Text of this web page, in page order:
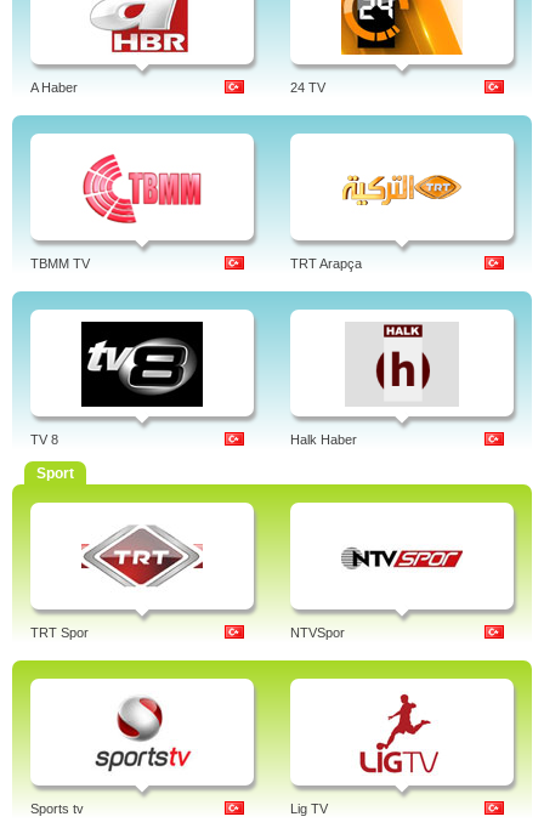
A Haber 24 TV
TBMM TV TRT Arapça
TV 8 Halk Haber
Sport
TRT Spor NTVSpor
Sports tv Lig TV